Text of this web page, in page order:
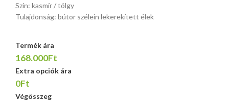
Szín: kasmír / tölgy
Tulajdonság: bútor szélein lekerekített élek
Termék ára
168.000Ft
Extra opciók ára
0Ft
Végösszeg